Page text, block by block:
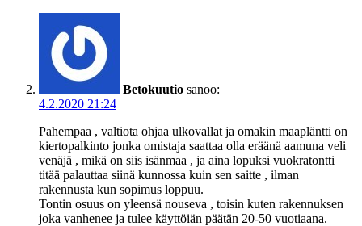
Betokuutio sanoo:
4.2.2020 21:24
Pahempaa , valtiota ohjaa ulkovallat ja omakin maapläntti on
kiertopalkinto jonka omistaja saattaa olla eräänä aamuna veli
venäjä , mikä on siis isänmaa , ja aina lopuksi vuokratontti
titää palauttaa siinä kunnossa kuin sen saitte , ilman
rakennusta kun sopimus loppuu.
Tontin osuus on yleensä nouseva , toisin kuten rakennuksen
joka vanhenee ja tulee käyttöiän päätän 20-50 vuotiaana.